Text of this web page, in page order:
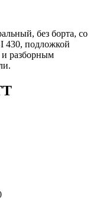
без борта, со
430, подложкой
разборным